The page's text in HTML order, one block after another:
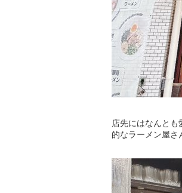
店先にはなんと
的なラーメン屋さ